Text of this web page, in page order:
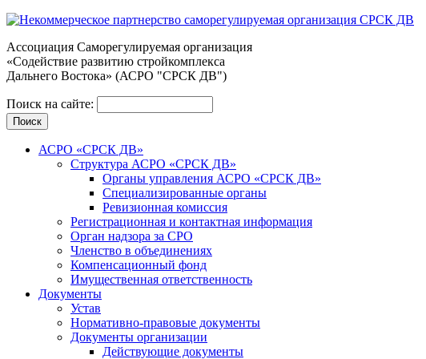
Ассоциация Cаморегулируемая организация
«Содействие развитию стройкомплекса
Дальнего Востока» (АСРО "СРСК ДВ")
Поиск на сайте:
АСРО «СРСК ДВ»
Структура АСРО «СРСК ДВ»
Органы управления АСРО «СРСК ДВ»
Специализированные органы
Ревизионная комиссия
Регистрационная и контактная информация
Орган надзора за СРО
Членство в объединениях
Компенсационный фонд
Имущественная ответственность
Документы
Устав
Нормативно-правовые документы
Документы организации
Действующие документы